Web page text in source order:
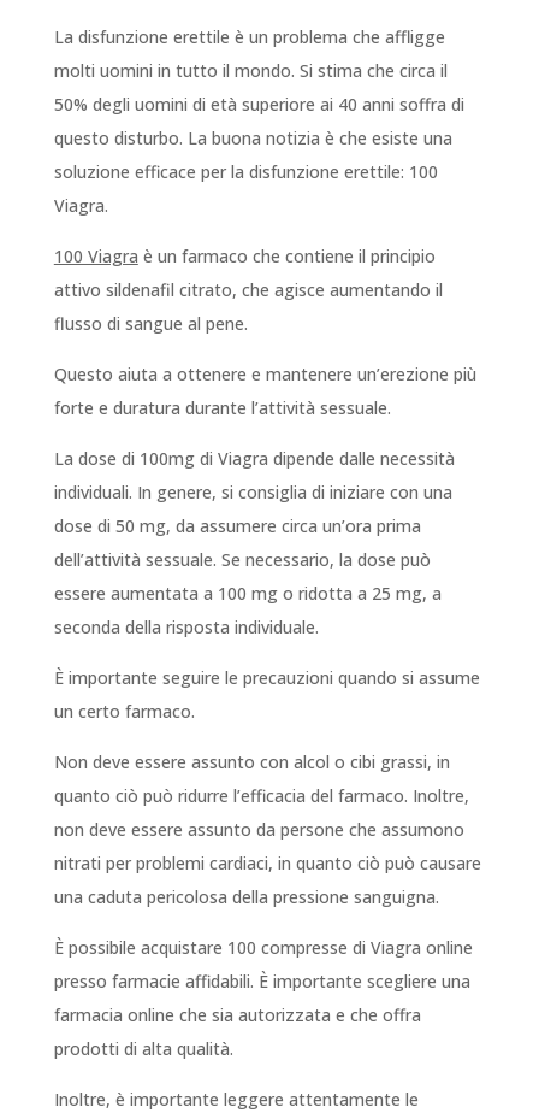
La disfunzione erettile è un problema che affligge
molti uomini in tutto il mondo. Si stima che circa il
50% degli uomini di età superiore ai 40 anni soffra di
questo disturbo. La buona notizia è che esiste una
soluzione efficace per la disfunzione erettile: 100
Viagra.
100 Viagra è un farmaco che contiene il principio
attivo sildenafil citrato, che agisce aumentando il
flusso di sangue al pene.
Questo aiuta a ottenere e mantenere un’erezione più
forte e duratura durante l’attività sessuale.
La dose di 100mg di Viagra dipende dalle necessità
individuali. In genere, si consiglia di iniziare con una
dose di 50 mg, da assumere circa un’ora prima
dell’attività sessuale. Se necessario, la dose può
essere aumentata a 100 mg o ridotta a 25 mg, a
seconda della risposta individuale.
È importante seguire le precauzioni quando si assume
un certo farmaco.
Non deve essere assunto con alcol o cibi grassi, in
quanto ciò può ridurre l’efficacia del farmaco. Inoltre,
non deve essere assunto da persone che assumono
nitrati per problemi cardiaci, in quanto ciò può causare
una caduta pericolosa della pressione sanguigna.
È possibile acquistare 100 compresse di Viagra online
presso farmacie affidabili. È importante scegliere una
farmacia online che sia autorizzata e che offra
prodotti di alta qualità.
Inoltre, è importante leggere attentamente le